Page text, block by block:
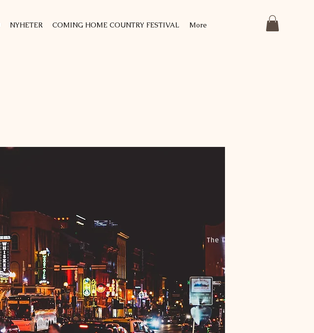
NYHETER COMING HOME COUNTRY FESTIVAL More